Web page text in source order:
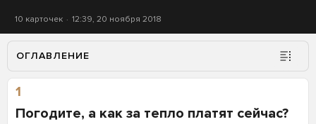
10 карточек 12:39, 20 ноября 2018
ОГЛАВЛЕНИЕ
1
Погодите, а как за тепло платят сейчас?